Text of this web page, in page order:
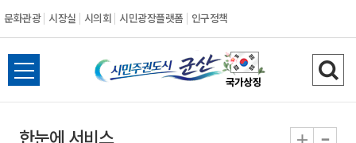
문화관광 시장실 시의회 시민광장플랫폼 인구정책
시
민
전
체
뉴
검
색
기
한눈에 서비스